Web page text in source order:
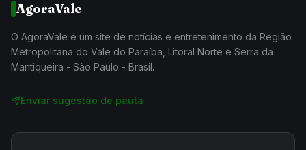
AgoraVale
O AgoraVale é um site de notícias e entretenimento da Região
Metropolitana do Vale do Paraíba, Litoral Norte e Serra da
Mantiqueira - São Paulo - Brasil.
Enviar sugestão de pauta